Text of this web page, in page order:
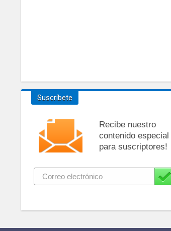
Suscríbete
Recibe nuestro
contenido especial
para suscriptores!